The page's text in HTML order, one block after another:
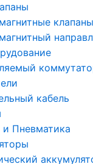
клапаны
кабель
и Пневматика